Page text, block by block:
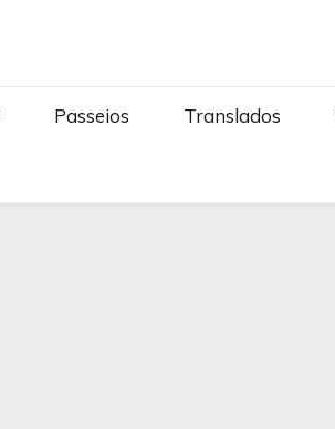
Passeios Translados